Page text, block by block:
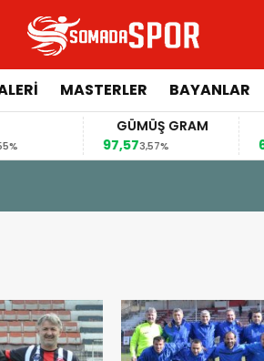
MASTERLER BAYANLAR
GÜMÜŞ GRAM
97,57
3,57%